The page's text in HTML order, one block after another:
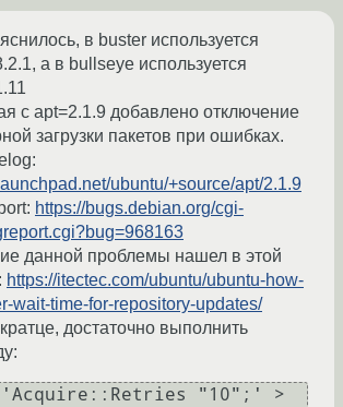
в buster используется
а в bullseye используется
с apt=2.1.9 добавлено отключение
загрузки пакетов при ошибках.
ubuntu/+source/apt/2.1.9
https://bugs.debian.org/cgi-
данной проблемы нашел в этой
https://itectec.com/ubuntu/ubuntu-how-
wait-time-for-repository-updates/
достаточно выполнить
'Acquire::Retries "10";' >